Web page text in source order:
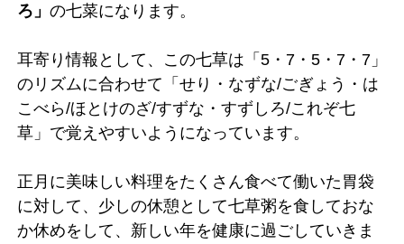
ろ」 の七菜になります。
耳寄り情報として、この七草は「5・7・5・7・7」
のリズムに合わせて「せり・なずな/ごぎょう・は
こべら/ほとけのざ/すずな・すずしろ/これぞ七
草」で覚えやすいようになっています。
正月に美味しい料理をたくさん食べて働いた胃袋
に対して、少しの休憩として七草粥を食しておな
か休めをして、新しい年を健康に過ごしていきま